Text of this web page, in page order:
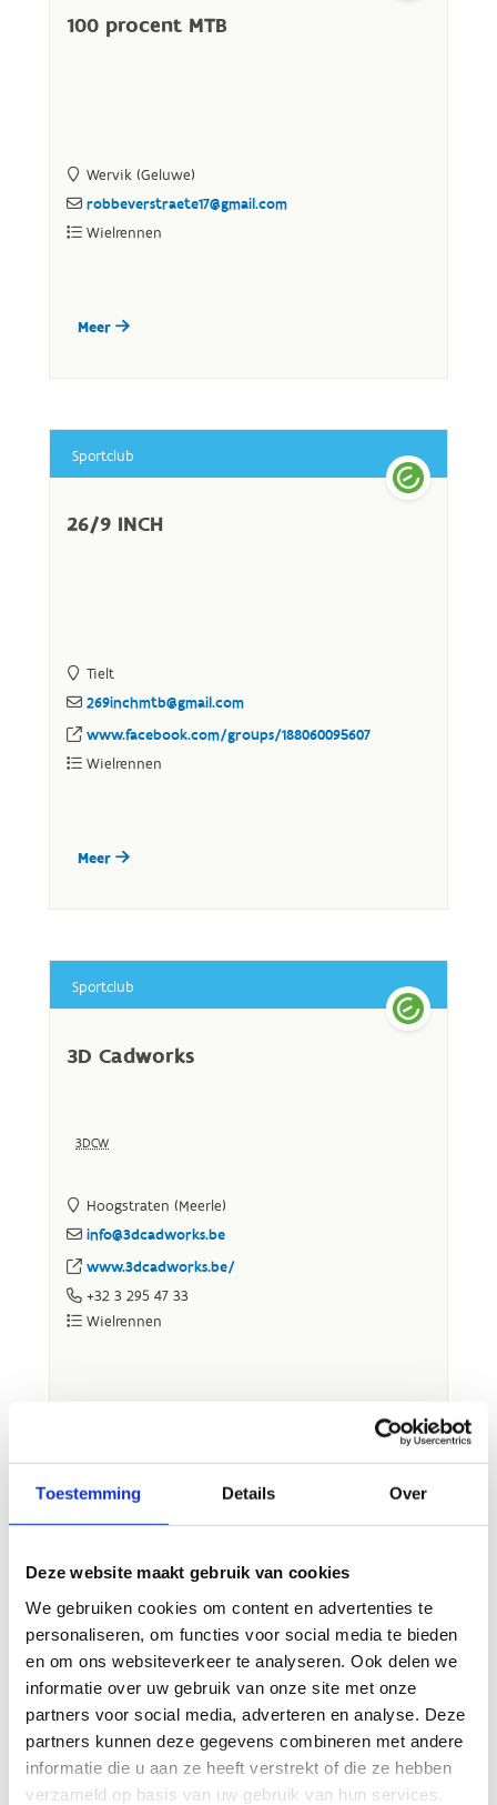
Toestemming Details Over
Deze website maakt gebruik van cookies
We gebruiken cookies om content en advertenties te
personaliseren, om functies voor social media te bieden
en om ons websiteverkeer te analyseren. Ook delen we
informatie over uw gebruik van onze site met onze
partners voor social media, adverteren en analyse. Deze
partners kunnen deze gegevens combineren met andere
informatie die u aan ze heeft verstrekt of die ze hebben
verzameld op basis van uw gebruik van hun services.